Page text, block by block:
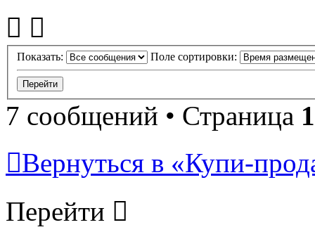
Показать: Поле сортировки:
7 сообщений • Страница 1
Вернуться в «Купи-
Перейти